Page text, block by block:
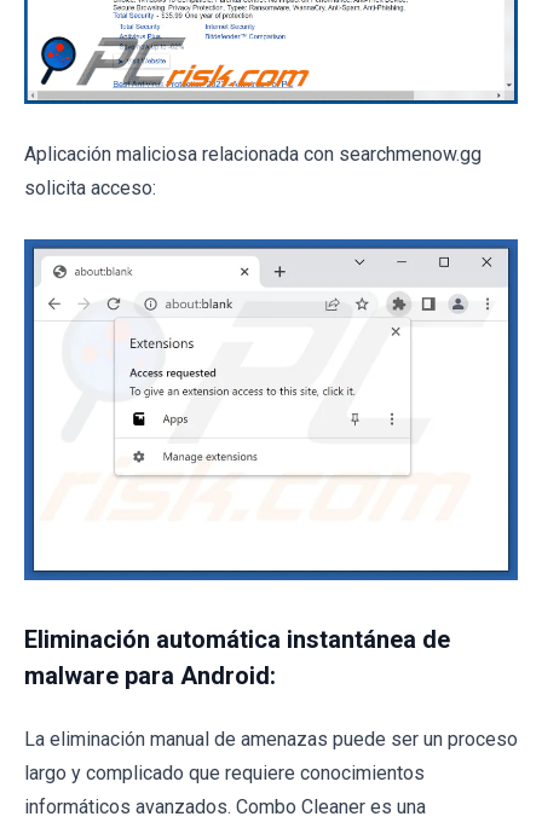
Aplicación maliciosa relacionada con searchmenow.gg
solicita acceso:
Eliminación automática instantánea de
malware para Android:
La eliminación manual de amenazas puede ser un proceso
largo y complicado que requiere conocimientos
informáticos avanzados. Combo Cleaner es una